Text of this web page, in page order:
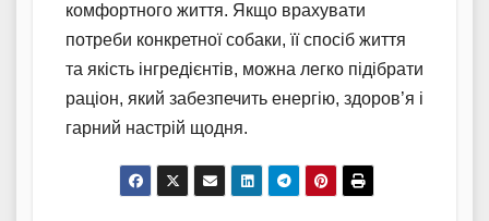
комфортного життя. Якщо врахувати
потреби конкретної собаки, її спосіб життя
та якість інгредієнтів, можна легко підібрати
раціон, який забезпечить енергію, здоров’я і
гарний настрій щодня.